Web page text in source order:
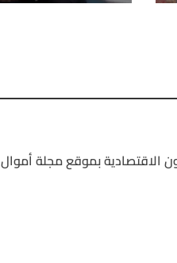
الاقتصادية بموقع مجلة أموال